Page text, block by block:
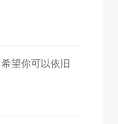
望你可以依旧